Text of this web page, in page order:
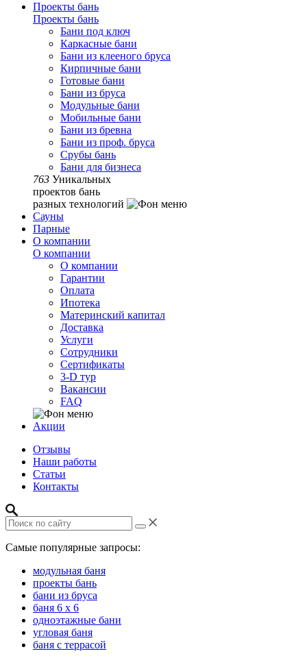
Проекты бань
Проекты бань
Бани под ключ
Каркасные бани
Бани из клееного бруса
Кирпичные бани
Готовые бани
Бани из бруса
Модульные бани
Мобильные бани
Бани из бревна
Бани из проф. бруса
Срубы бань
Бани для бизнеса
763 Уникальных
проектов бань
разных технологий
Сауны
Парные
О компании
О компании
О компании
Гарантии
Оплата
Ипотека
Материнский капитал
Доставка
Услуги
Сотрудники
Сертификаты
3-D тур
Вакансии
FAQ
Акции
Отзывы
Наши работы
Статьи
Контакты
Самые популярные запросы:
модульная баня
проекты бань
бани из бруса
баня 6 х 6
одноэтажные бани
угловая баня
баня с террасой